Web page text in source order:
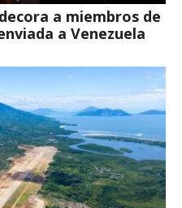
a miembros de
a Venezuela